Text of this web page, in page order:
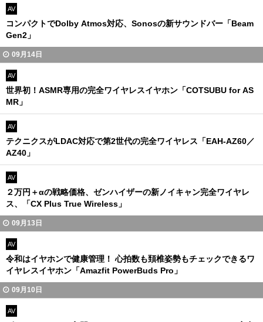
AV
コンパクトでDolby Atmos対応、Sonosの新サウンドバー「Beam
Gen2」
09月14日
AV
世界初！ASMR専用の完全ワイヤレスイヤホン「COTSUBU for AS
MR」
AV
テクニクスがLDAC対応で第2世代の完全ワイヤレス「EAH-AZ60／
AZ40」
AV
２万円＋αの戦略価格、ゼンハイザーの新ノイキャン完全ワイヤレ
ス、「CX Plus True Wireless」
09月13日
AV
令和はイヤホンで健康管理！ 心拍数も頚椎姿勢もチェックできるワ
イヤレスイヤホン「Amazfit PowerBuds Pro」
09月10日
AV